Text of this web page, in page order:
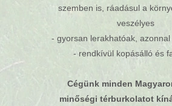
szemben is, ráadásul a
veszélyes
- gyorsan lerakhatóak,
- rendkívül kopásálló és
Cégünk minden
minőségi térburkolatot